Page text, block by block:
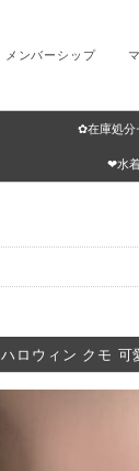
メンバーシップ
✿在庫処分
❤水
ハロウィン クモ 可